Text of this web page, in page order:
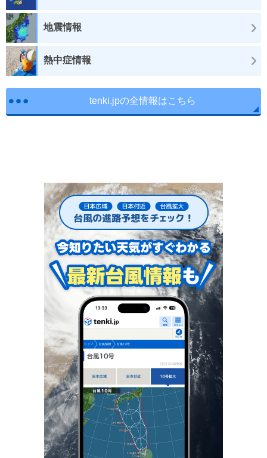
地震情報
熱中症情報
tenki.jpの全情報はこちら